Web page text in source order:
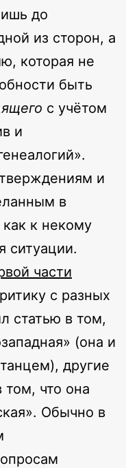
до
из сторон, а
которая не
быть
с учётом
и
и
в
к некому
ситуации.
части
с разных
статью в том,
(она и
другие
что она
Обычно в